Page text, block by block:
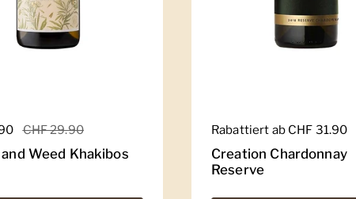
Preis
Sale-Preis
CHF 29.90
Weed Khakibos
Regulärer Preis
Rabattiert ab CHF 31.90
Creation Chardonnay
Reserve